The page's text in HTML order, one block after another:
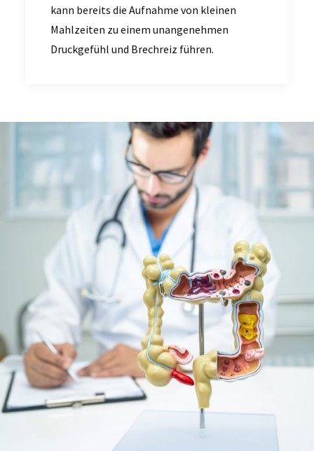
kann bereits die Aufnahme von kleinen
Mahlzeiten zu einem unangenehmen
Druckgefühl und Brechreiz führen.